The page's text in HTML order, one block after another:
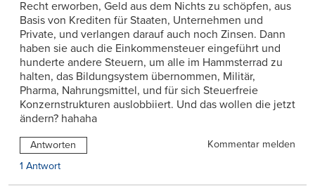
Recht erworben, Geld aus dem Nichts zu schöpfen, aus
Basis von Krediten für Staaten, Unternehmen und
Private, und verlangen darauf auch noch Zinsen. Dann
haben sie auch die Einkommensteuer eingeführt und
hunderte andere Steuern, um alle im Hammsterrad zu
halten, das Bildungsystem übernommen, Militär,
Pharma, Nahrungsmittel, und für sich Steuerfreie
Konzernstrukturen auslobbiiert. Und das wollen die jetzt
ändern? hahaha
Antworten
Kommentar melden
1 Antwort